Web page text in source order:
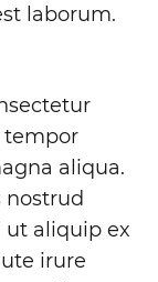
laborum.
tempor
aliqua.
nostrud
ut aliquip ex
irure